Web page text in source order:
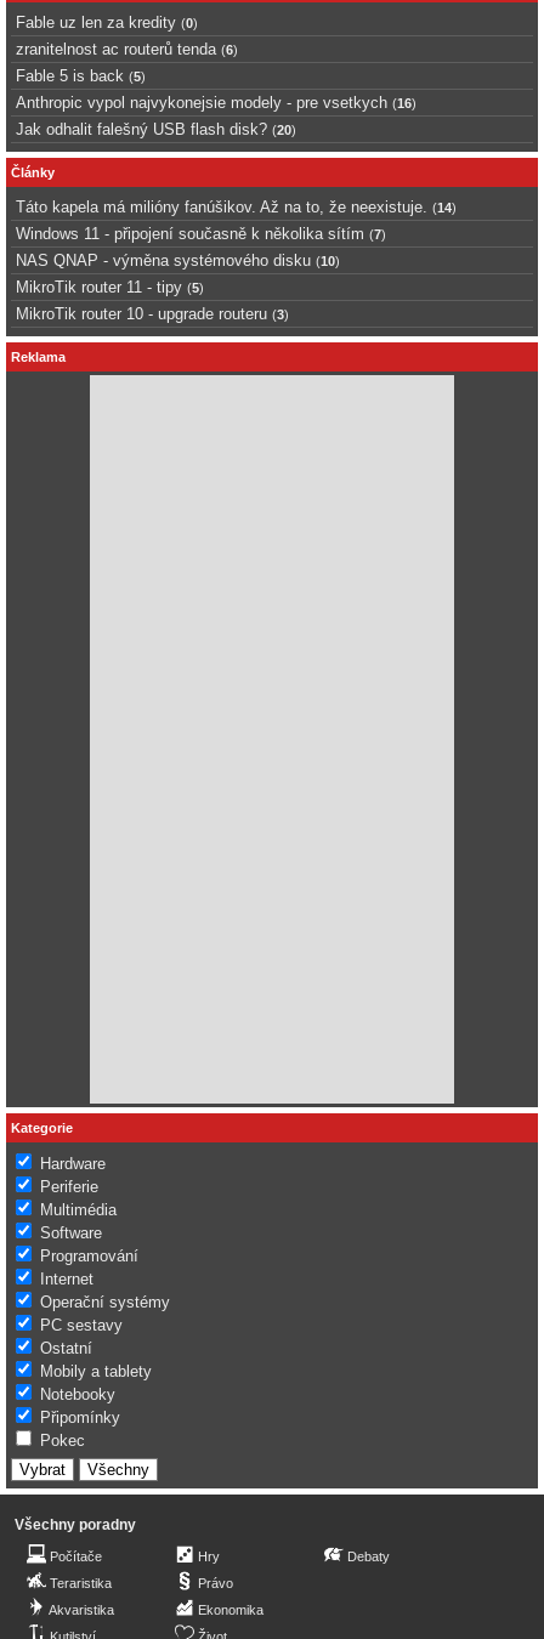
Fable uz len za kredity (0)
zranitelnost ac routerů tenda (6)
Fable 5 is back (5)
Anthropic vypol najvykonejsie modely - pre vsetkych (16)
Jak odhalit falešný USB flash disk? (20)
Články
Táto kapela má milióny fanúšikov. Až na to, že neexistuje. (14)
Windows 11 - připojení současně k několika sítím (7)
NAS QNAP - výměna systémového disku (10)
MikroTik router 11 - tipy (5)
MikroTik router 10 - upgrade routeru (3)
Reklama
Kategorie
Hardware
Periferie
Multimédia
Software
Programování
Internet
Operační systémy
PC sestavy
Ostatní
Mobily a tablety
Notebooky
Připomínky
Pokec
Všechny poradny
Počítače
Teraristika
Akvaristika
Hry
Právo
Ekonomika
Debaty